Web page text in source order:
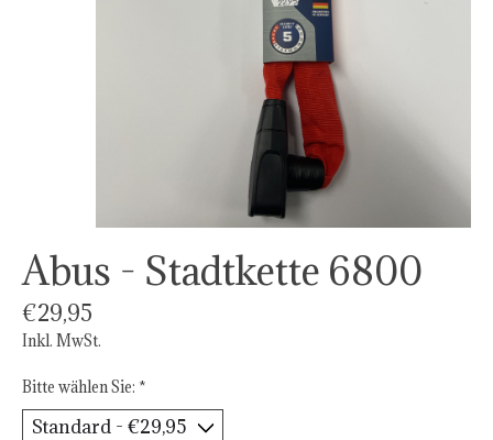
Abus - Stadtkette 6800
€29,95
Inkl. MwSt.
Bitte wählen Sie: *